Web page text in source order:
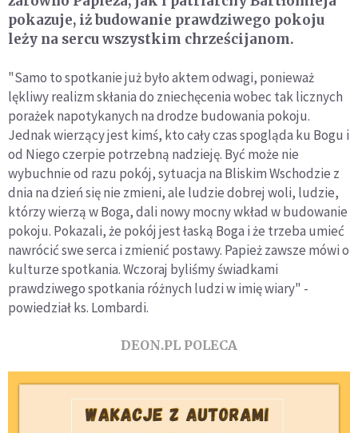
pokazuje, iż budowanie prawdziwego pokoju
leży na sercu wszystkim chrześcijanom.
"Samo to spotkanie już było aktem odwagi, ponieważ
lękliwy realizm skłania do zniechęcenia wobec tak licznych
porażek napotykanych na drodze budowania pokoju.
Jednak wierzący jest kimś, kto cały czas spogląda ku Bogu i
od Niego czerpie potrzebną nadzieję. Być może nie
wybuchnie od razu pokój, sytuacja na Bliskim Wschodzie z
dnia na dzień się nie zmieni, ale ludzie dobrej woli, ludzie,
którzy wierzą w Boga, dali nowy mocny wkład w budowanie
pokoju. Pokazali, że pokój jest łaską Boga i że trzeba umieć
nawrócić swe serca i zmienić postawy. Papież zawsze mówi o
kulturze spotkania. Wczoraj byliśmy świadkami
prawdziwego spotkania różnych ludzi w imię wiary" -
powiedział ks. Lombardi.
DEON.PL POLECA